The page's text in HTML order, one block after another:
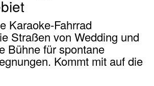
Karaoke-Fahrrad
Straßen von Wedding und
Bühne für spontane
Kommt mit auf die